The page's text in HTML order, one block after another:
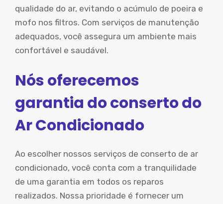
qualidade do ar, evitando o acúmulo de poeira e
mofo nos filtros. Com serviços de manutenção
adequados, você assegura um ambiente mais
confortável e saudável.
Nós oferecemos
garantia do conserto do
Ar Condicionado
Ao escolher nossos serviços de conserto de ar
condicionado, você conta com a tranquilidade
de uma garantia em todos os reparos
realizados. Nossa prioridade é fornecer um